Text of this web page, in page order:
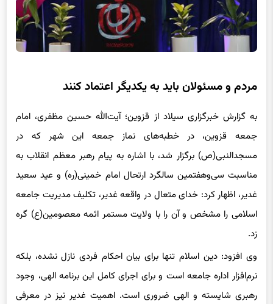
مردم و مسئولان باید به یکدیگر اعتماد کنند
به گزارش خبرگزاری سیلاد از قزوین؛ آیت‌الله حسین مظفری، امام
جمعه قزوین، در خطبه‌های نماز جمعه این شهر که در
مسجدالنبی(ص) برگزار شد، با اشاره به پیام رهبر معظم انقلاب به
مناسبت سی‌وهفتمین سالگرد ارتحال امام خمینی(ره) و عید سعید
غدیر، اظهار کرد: خدای متعال در واقعه غدیر، تکلیف مدیریت جامعه
اسلامی را مشخص و آن را با ولایت مستمر ائمه معصومین(ع) گره
زد.
وی افزود: دین اسلام تنها برای بیان احکام فردی نازل نشده، بلکه
نرم‌افزار اداره جامعه است و برای اجرای کامل این برنامه الهی، وجود
رهبری شایسته و الهی ضروری است. اهمیت غدیر نیز در معرفی